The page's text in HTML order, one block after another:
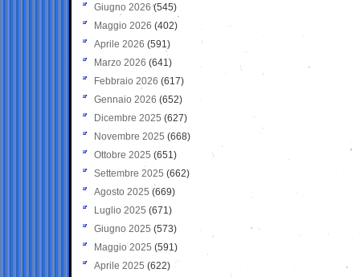
Giugno 2026 (545)
Maggio 2026 (402)
Aprile 2026 (591)
Marzo 2026 (641)
Febbraio 2026 (617)
Gennaio 2026 (652)
Dicembre 2025 (627)
Novembre 2025 (668)
Ottobre 2025 (651)
Settembre 2025 (662)
Agosto 2025 (669)
Luglio 2025 (671)
Giugno 2025 (573)
Maggio 2025 (591)
Aprile 2025 (622)